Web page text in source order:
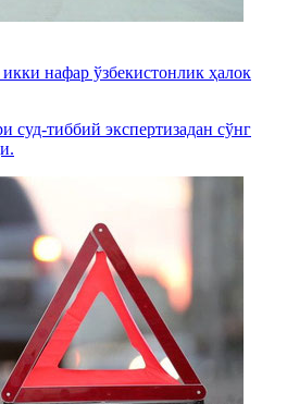
нафар ўзбекистонлик ҳалок
суд-тиббий экспертизадан сўнг